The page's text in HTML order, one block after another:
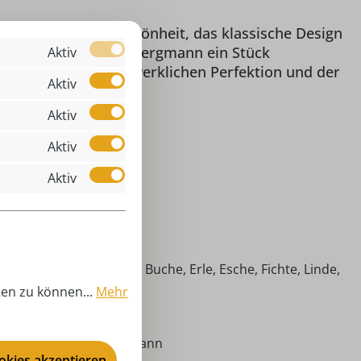
natürliche Schönheit, das klassische Design
bringt dieser Bergmann ein Stück
sich von der handwerklichen Perfektion und der
Hölzer (Ahorn, Buche, Erle, Esche, Fichte, Linde,
Engel I Bergmann
Aktiv
Aktiv
Aktiv
Aktiv
Aktiv
zu können... Mehr